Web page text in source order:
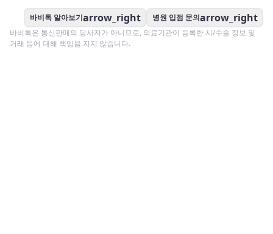
바비톡 알아보기arrow_right 병원 입점 문의arrow_right
바비톡은 통신판매의 당사자가 아니므로, 의료기관이 등록한 시/수술 정보 및
거래 등에 대해 책임을 지지 않습니다.